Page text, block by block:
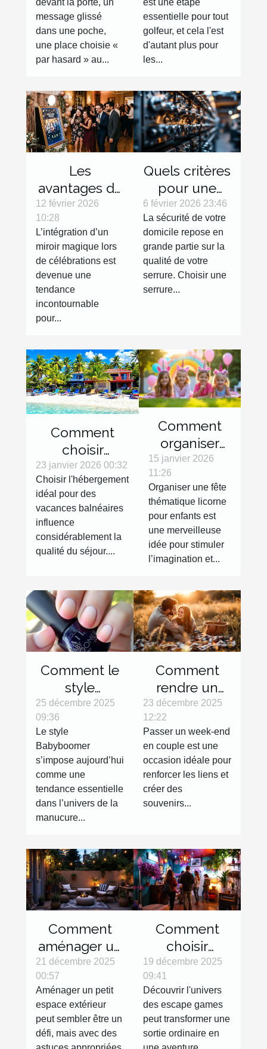
quotidien
message glissé
dans une poche,
une place choisie «
par hasard » au...
Avantages et
sélection
essentielle pour tout
golfeur, et cela l'est
d'autant plus pour
les...
Les
avantages de
l'intégration
d'un miroir
magique lors
de
célébrations
12 février 2026
10:28
L’intégration d’un
miroir magique lors
de célébrations est
devenue une
tendance
incontournable
pour...
Quels critères
pour une
serrure haute
sécurité
efficace ?
6 février 2026 23:46
La sécurité de votre
domicile repose en
grande partie sur la
qualité de votre
serrure. Choisir une
serrure...
Comment
choisir
l'hébergement
idéal pour vos
vacances
balnéaires ?
23 janvier 2026 00:32
Choisir l'hébergement
idéal pour des
vacances balnéaires
influence
considérablement la
qualité du séjour....
Comment
organiser
une fête
thématique
licorne pour
enfants ?
15 janvier 2026
11:26
Organiser une fête
thématique licorne
pour enfants est
une merveilleuse
idée pour stimuler
l’imagination et...
Comment le
style
Babyboomer
révolutionne-
t-il les
tendances
manucures ?
25 décembre 2025
09:36
Le style
Babyboomer
s’impose aujourd’hui
comme une
tendance essentielle
dans l’univers de la
manucure...
Comment
rendre un
week-end en
couple
inoubliable ?
23 décembre 2025
12:22
Passer un week-end
en couple est une
occasion idéale pour
renforcer les liens et
créer des
souvenirs...
Comment
aménager un
petit espace
extérieur
efficacement
?
21 décembre 2025
00:57
Aménager un petit
espace extérieur
peut sembler être un
défi, mais avec des
Comment
choisir
l'escape
game parfait
pour votre
prochaine
sortie ?
19 décembre 2025
09:41
Découvrir l'univers
des escape games
peut transformer une
sortie ordinaire en